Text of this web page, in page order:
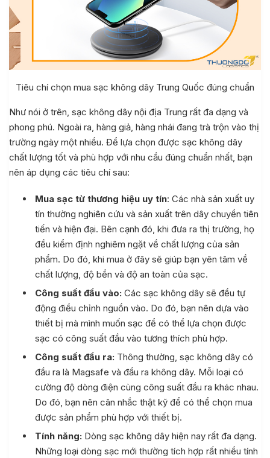
Tiêu chí chọn mua sạc không dây Trung Quốc đúng chuẩn
Như nói ở trên, sạc không dây nội địa Trung rất đa dạng và
phong phú. Ngoài ra, hàng giả, hàng nhái đang trà trộn vào thị
trường ngày một nhiều. Để lựa chọn được sạc không dây
chất lượng tốt và phù hợp với nhu cầu đúng chuẩn nhất, bạn
nên áp dụng các tiêu chí sau:
Mua sạc từ thương hiệu uy tín: Các nhà sản xuất uy
tín thường nghiên cứu và sản xuất trên dây chuyền tiên
tiến và hiện đại. Bên cạnh đó, khi đưa ra thị trường, họ
đều kiểm định nghiêm ngặt về chất lượng của sản
phẩm. Do đó, khi mua ở đây sẽ giúp bạn yên tâm về
chất lượng, độ bền và độ an toàn của sạc.
Công suất đầu vào: Các sạc không dây sẽ đều tự
động điều chỉnh nguồn vào. Do đó, bạn nên dựa vào
thiết bị mà mình muốn sạc để có thể lựa chọn được
sạc có công suất đầu vào tương thích phù hợp.
Công suất đầu ra: Thông thường, sạc không dây có
đầu ra là Magsafe và đầu ra không dây. Mỗi loại có
cường độ dòng điện cùng công suất đầu ra khác nhau.
Do đó, bạn nên cân nhắc thật kỹ để có thể chọn mua
được sản phẩm phù hợp với thiết bị.
Tính năng: Dòng sạc không dây hiện nay rất đa dạng.
Những loại dòng sạc mới thường tích hợp rất nhiều tính